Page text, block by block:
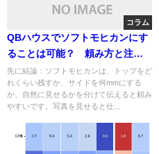
コラム
QBハウスでソフトモヒカンにす
ることは可能？ 頼み方と注意
点を解説
先に結論：ソフトモヒカンは、トップをど
れくらい残すか、サイドを何mmにする
か、自然に見せるかを分けて伝えると頼み
やすいです。写真を見せると仕...